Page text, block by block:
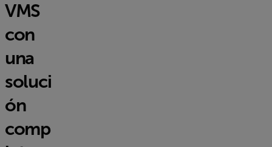
VMS
con
una
soluci
ón
comp